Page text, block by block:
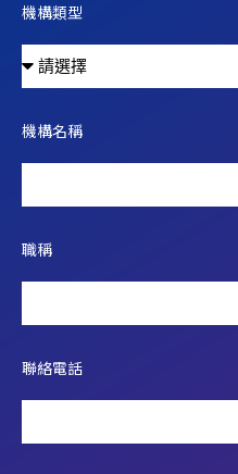
機構類型
機構名稱
職稱
聯絡電話